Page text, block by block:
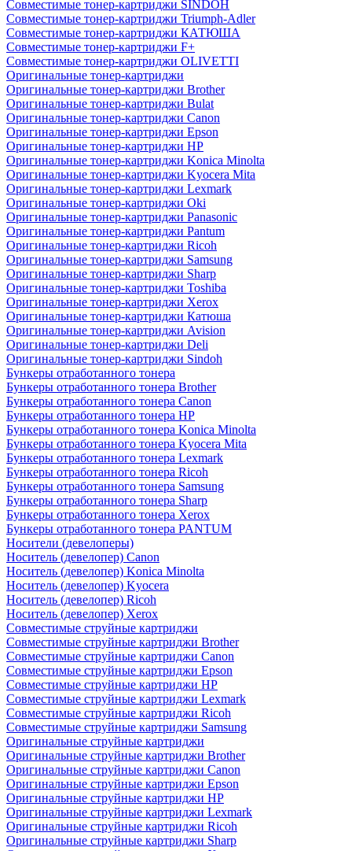
Совместимые тонер-картриджи SINDOH
Совместимые тонер-картриджи Triumph-Adler
Совместимые тонер-картриджи КАТЮША
Совместимые тонер-картриджи F+
Совместимые тонер-картриджи OLIVETTI
Оригинальные тонер-картриджи
Оригинальные тонер-картриджи Brother
Оригинальные тонер-картриджи Bulat
Оригинальные тонер-картриджи Canon
Оригинальные тонер-картриджи Epson
Оригинальные тонер-картриджи HP
Оригинальные тонер-картриджи Konica Minolta
Оригинальные тонер-картриджи Kyocera Mita
Оригинальные тонер-картриджи Lexmark
Оригинальные тонер-картриджи Oki
Оригинальные тонер-картриджи Panasonic
Оригинальные тонер-картриджи Pantum
Оригинальные тонер-картриджи Ricoh
Оригинальные тонер-картриджи Samsung
Оригинальные тонер-картриджи Sharp
Оригинальные тонер-картриджи Toshiba
Оригинальные тонер-картриджи Xerox
Оригинальные тонер-картриджи Катюша
Оригинальные тонер-картриджи Avision
Оригинальные тонер-картриджи Deli
Оригинальные тонер-картриджи Sindoh
Бункеры отработанного тонера
Бункеры отработанного тонера Brother
Бункеры отработанного тонера Canon
Бункеры отработанного тонера HP
Бункеры отработанного тонера Konica Minolta
Бункеры отработанного тонера Kyocera Mita
Бункеры отработанного тонера Lexmark
Бункеры отработанного тонера Ricoh
Бункеры отработанного тонера Samsung
Бункеры отработанного тонера Sharp
Бункеры отработанного тонера Xerox
Бункеры отработанного тонера PANTUM
Носители (девелоперы)
Носитель (девелопер) Canon
Носитель (девелопер) Konica Minolta
Носитель (девелопер) Kyocera
Носитель (девелопер) Ricoh
Носитель (девелопер) Xerox
Совместимые струйные картриджи
Совместимые струйные картриджи Brother
Совместимые струйные картриджи Canon
Совместимые струйные картриджи Epson
Совместимые струйные картриджи HP
Совместимые струйные картриджи Lexmark
Совместимые струйные картриджи Ricoh
Совместимые струйные картриджи Samsung
Оригинальные струйные картриджи
Оригинальные струйные картриджи Brother
Оригинальные струйные картриджи Canon
Оригинальные струйные картриджи Epson
Оригинальные струйные картриджи HP
Оригинальные струйные картриджи Lexmark
Оригинальные струйные картриджи Ricoh
Оригинальные струйные картриджи Sharp